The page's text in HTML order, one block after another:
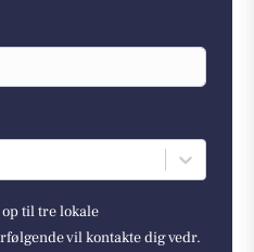
til tre lokale
vil kontakte dig vedr.